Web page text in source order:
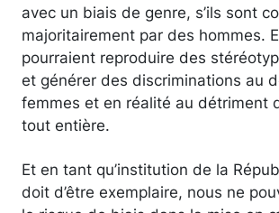
avec un biais de genre, s’ils sont
majoritairement par des hommes.
pourraient reproduire des
et générer des discriminations au
femmes et en réalité au détriment
tout entière.
Et en tant qu’institution de la
doit d’être exemplaire, nous ne